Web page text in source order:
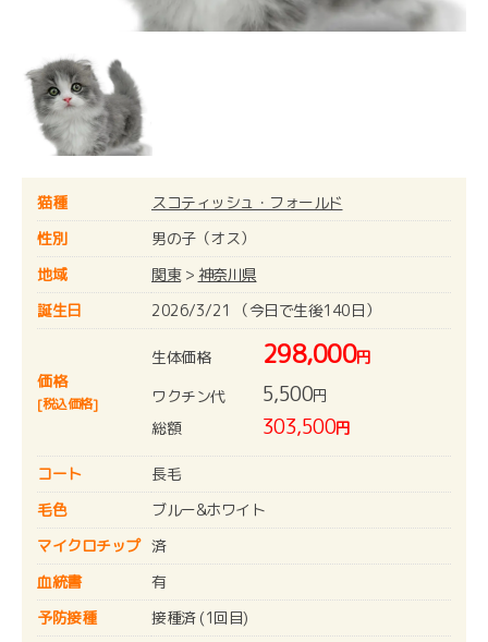
猫種
スコティッシュ・フォールド
性別
男の子（オス）
地域
関東> 神奈川県
誕生日
2026/3/21 （今日で生後140日）
価格
[税込価格]
生体価格 298,000円
ワクチン代
5,500円
総額
303,500円
コート
長毛
毛色
ブルー&ホワイト
マイクロチップ 済
血統書
有
予防接種
接種済 (1回目)